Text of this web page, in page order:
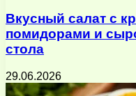
Вкусный салат с
помидорами и
стола
29.06.2026